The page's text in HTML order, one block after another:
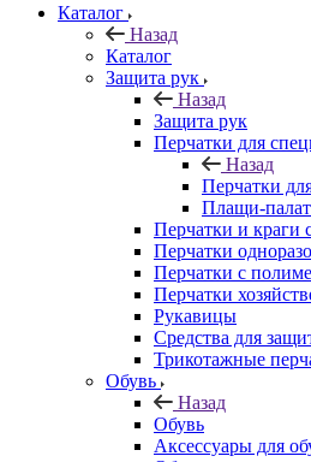
Каталог
Назад
Каталог
Защита рук
Назад
Защита рук
Перчатки для
Назад
Перчатки
Плащи-
Перчатки и краги
Перчатки
Перчатки с
Перчатки
Рукавицы
Средства для
Трикотажные
Обувь
Назад
Обувь
Аксессуары для